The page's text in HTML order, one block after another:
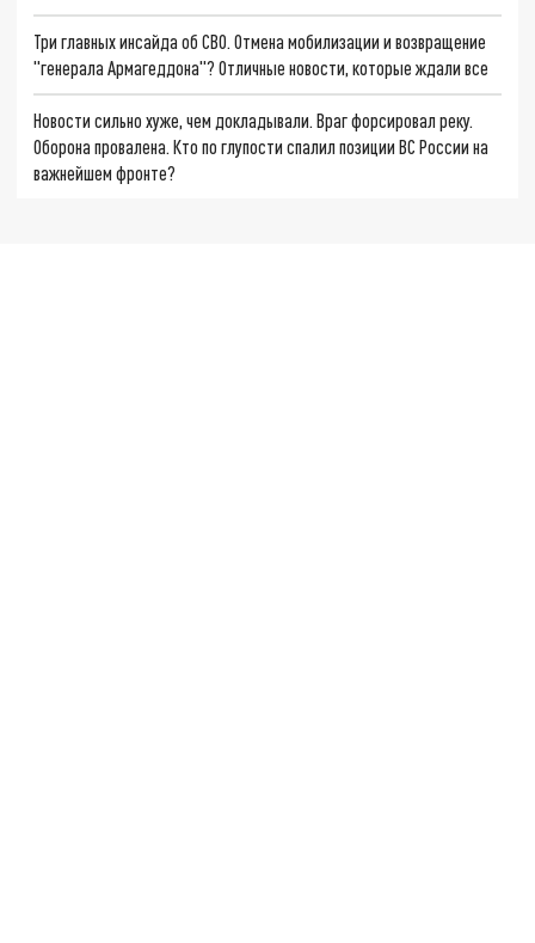
Три главных инсайда об СВО. Отмена мобилизации и возвращение
"генерала Армагеддона"? Отличные новости, которые ждали все
Новости сильно хуже, чем докладывали. Враг форсировал реку.
Оборона провалена. Кто по глупости спалил позиции ВС России на
важнейшем фронте?